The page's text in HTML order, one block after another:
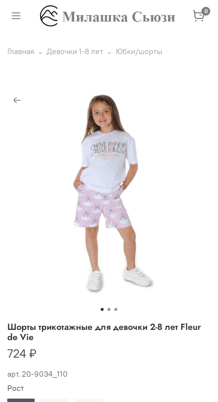
0
Главная Девочки 1-8 лет Юбки/шорты
арт. 20-9034_110
Шорты трикотажные для девочки 2-8 лет Fleur
de Vie
724 ₽
Рост